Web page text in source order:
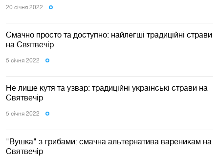
20 сiчня 2022
Смачно просто та доступно: найлегші традиційні страви
на Святвечір
5 сiчня 2022
Не лише кутя та узвар: традиційні українські страви на
Святвечір
5 сiчня 2022
"Вушка" з грибами: смачна альтернатива вареникам на
Святвечір